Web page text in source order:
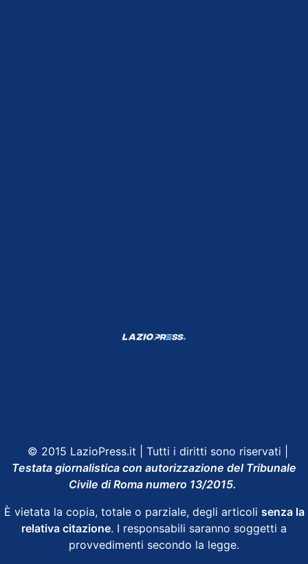
© 2015 LazioPress.it | Tutti i diritti sono riservati |
Testata giornalistica con autorizzazione del Tribunale
Civile di Roma numero 13/2015.
È vietata la copia, totale o parziale, degli articoli senza la
relativa citazione. I responsabili saranno soggetti a
provvedimenti secondo la legge.